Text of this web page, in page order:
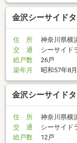
金沢シーサイド
住 所
神奈川県横
交 通
シーサイド
総戸数
26戸
築年月
昭和57年8月
金沢シーサイド
住 所
神奈川県横
交 通
シーサイド
総戸数
12戸